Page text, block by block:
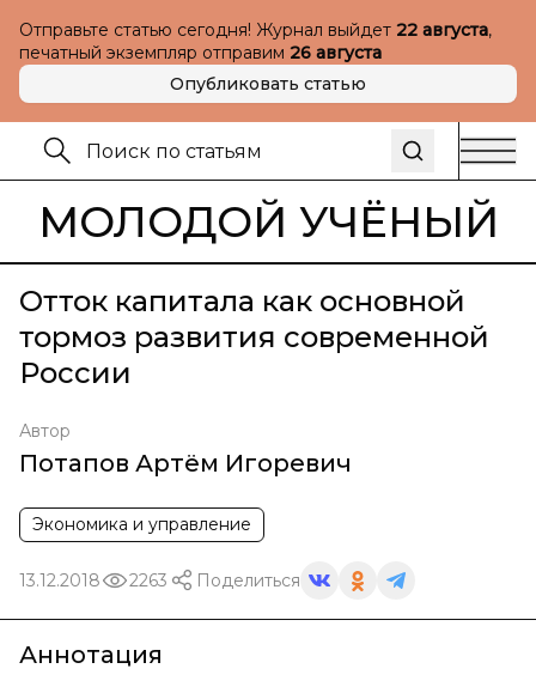
Отправьте статью сегодня! Журнал выйдет 22 августа,
печатный экземпляр отправим 26 августа
Опубликовать статью
МОЛОДОЙ УЧЁНЫЙ
Отток капитала как основной
тормоз развития современной
России
Автор
Потапов Артём Игоревич
Экономика и управление
13.12.2018 2263 Поделиться
Аннотация